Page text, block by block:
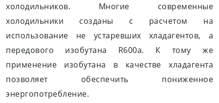
холодильников. Многие современные
холодильники созданы с расчетом на
использование не устаревших хладагентов, а
передового изобутана R600a. К тому же
применение изобутана в качестве хладагента
позволяет обеспечить пониженное
энергопотребление.